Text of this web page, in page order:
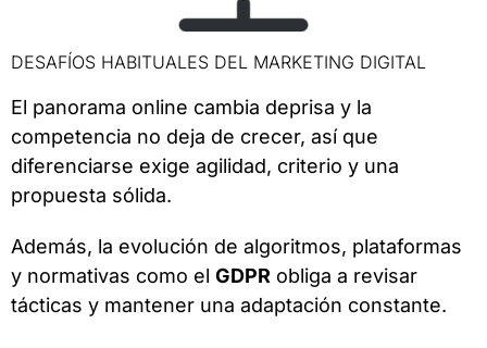
DESAFÍOS HABITUALES DEL MARKETING DIGITAL
El panorama online cambia deprisa y la
competencia no deja de crecer, así que
diferenciarse exige agilidad, criterio y una
propuesta sólida.
Además, la evolución de algoritmos, plataformas
y normativas como el GDPR obliga a revisar
tácticas y mantener una adaptación constante.